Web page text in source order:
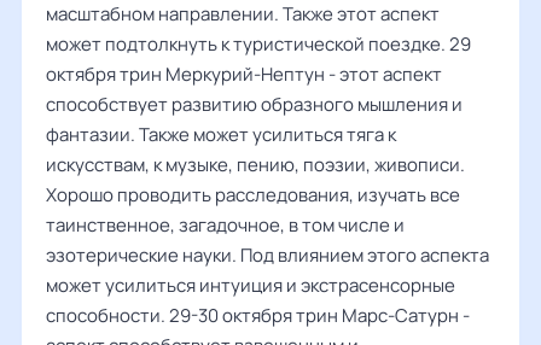
масштабном направлении. Также этот аспект
может подтолкнуть к туристической поездке. 29
октября трин Меркурий-Нептун - этот аспект
способствует развитию образного мышления и
фантазии. Также может усилиться тяга к
искусствам, к музыке, пению, поэзии, живописи.
Хорошо проводить расследования, изучать все
таинственное, загадочное, в том числе и
эзотерические науки. Под влиянием этого аспекта
может усилиться интуиция и экстрасенсорные
способности. 29-30 октября трин Марс-Сатурн -